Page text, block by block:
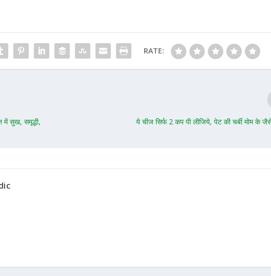
RATE:
में सुख, समृद्धी,
ये चीज सिर्फ 2 कप पी लीजिये, पेट की चर्बी मोम के